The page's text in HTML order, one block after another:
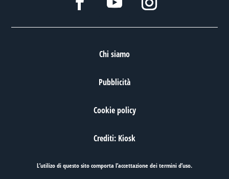
Chi siamo
Pubblicità
Cookie policy
Crediti: Kiosk
L’utilizo di questo sito comporta l’accettazione deitermini d’uso.